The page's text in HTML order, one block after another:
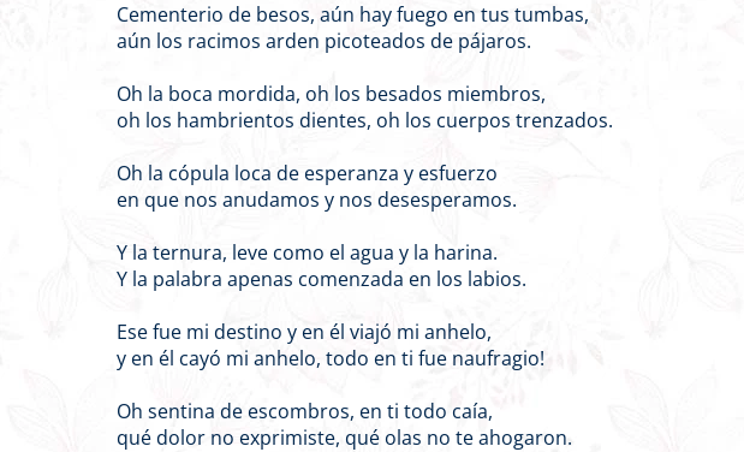
Cementerio de besos, aún hay fuego en tus tumbas,
aún los racimos arden picoteados de pájaros.
Oh la boca mordida, oh los besados miembros,
oh los hambrientos dientes, oh los cuerpos trenzados.
Oh la cópula loca de esperanza y esfuerzo
en que nos anudamos y nos desesperamos.
Y la ternura, leve como el agua y la harina.
Y la palabra apenas comenzada en los labios.
Ese fue mi destino y en él viajó mi anhelo,
y en él cayó mi anhelo, todo en ti fue naufragio!
Oh sentina de escombros, en ti todo caía,
qué dolor no exprimiste, qué olas no te ahogaron.